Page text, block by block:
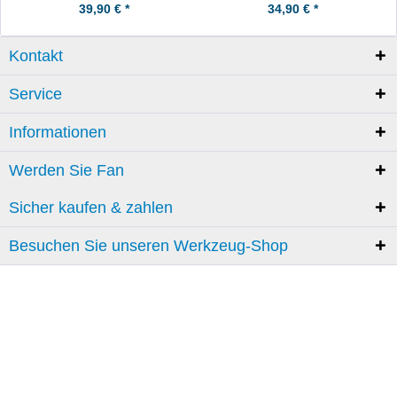
39,90 € * 34,90 € *
Kontakt
Service
Informationen
Werden Sie Fan
Sicher kaufen & zahlen
Besuchen Sie unseren Werkzeug-Shop